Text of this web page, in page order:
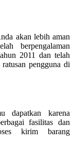
akan lebih aman
berpengalaman
2011 dan telah
pengguna di
dapatkan karena
fasilitas dan
kirim barang